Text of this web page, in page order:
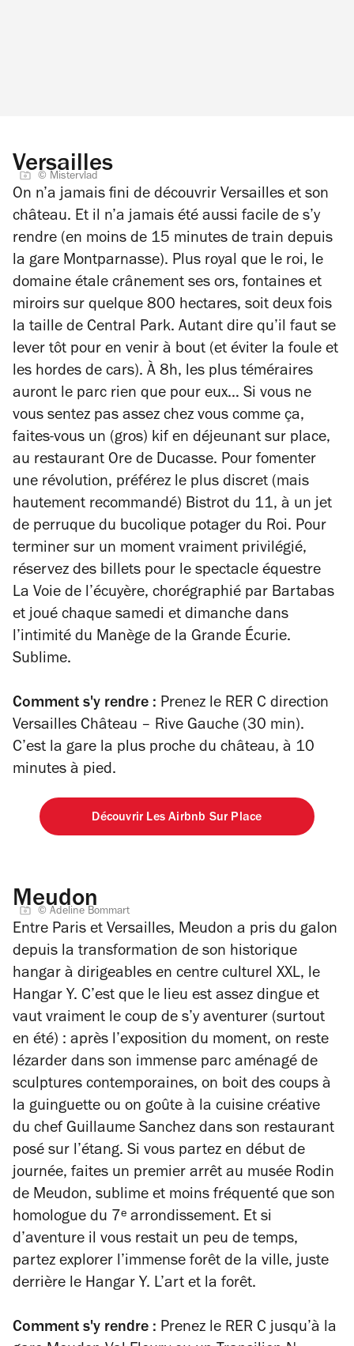
Versailles
© Mistervlad
On n’a jamais fini de découvrir Versailles et son
château. Et il n’a jamais été aussi facile de s’y
rendre (en moins de 15 minutes de train depuis
la gare Montparnasse). Plus royal que le roi, le
domaine étale crânement ses ors, fontaines et
miroirs sur quelque 800 hectares, soit deux fois
la taille de Central Park. Autant dire qu’il faut se
lever tôt pour en venir à bout (et éviter la foule et
les hordes de cars). À 8h, les plus téméraires
auront le parc rien que pour eux… Si vous ne
vous sentez pas assez chez vous comme ça,
faites-vous un (gros) kif en déjeunant sur place,
au restaurant Ore de Ducasse. Pour fomenter
une révolution, préférez le plus discret (mais
hautement recommandé) Bistrot du 11, à un jet
de perruque du bucolique potager du Roi. Pour
terminer sur un moment vraiment privilégié,
réservez des billets pour le spectacle équestre
La Voie de l’écuyère, chorégraphié par Bartabas
et joué chaque samedi et dimanche dans
l’intimité du Manège de la Grande Écurie.
Sublime.
Comment s'y rendre : Prenez le RER C direction
Versailles Château – Rive Gauche (30 min).
C’est la gare la plus proche du château, à 10
minutes à pied.
Découvrir Les Airbnb Sur Place
Meudon
© Adeline Bommart
Entre Paris et Versailles, Meudon a pris du galon
depuis la transformation de son historique
hangar à dirigeables en centre culturel XXL, le
Hangar Y. C’est que le lieu est assez dingue et
vaut vraiment le coup de s’y aventurer (surtout
en été) : après l’exposition du moment, on reste
lézarder dans son immense parc aménagé de
sculptures contemporaines, on boit des coups à
la guinguette ou on goûte à la cuisine créative
du chef Guillaume Sanchez dans son restaurant
posé sur l’étang. Si vous partez en début de
journée, faites un premier arrêt au musée Rodin
de Meudon, sublime et moins fréquenté que son
homologue du 7ᵉ arrondissement. Et si
d’aventure il vous restait un peu de temps,
partez explorer l’immense forêt de la ville, juste
derrière le Hangar Y. L’art et la forêt.
Comment s'y rendre : Prenez le RER C jusqu’à la